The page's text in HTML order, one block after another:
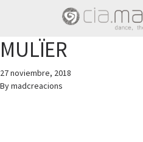
MULÏER
27 noviembre, 2018
Bymadcreacions